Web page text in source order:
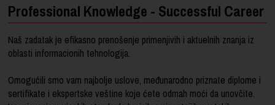
Professional Knowledge - Successful Career
Naš zadatak je efikasno prenošenje primenjivih i aktuelnih znanja iz
oblasti informacionih tehnologija.
Omogućili smo vam najbolje uslove, međunarodno priznate diplome i
sertifikate i ekspertske veštine koje ćete odmah moći da unovčite.